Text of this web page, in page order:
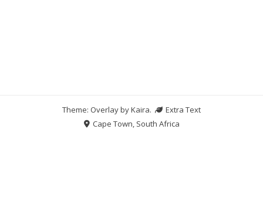
Theme: Overlay byKaira.
Extra Text
Cape Town, South Africa